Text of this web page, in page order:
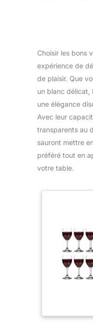
Choisir les bons
expérience de
de plaisir. Que
un blanc délicat,
une élégance
Avec leur
transparents au
sauront mettre
préféré tout en
votre table.